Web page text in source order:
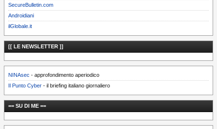
SecureBulletin.com
Androidiani
ilGlobale.it
[[ LE NEWSLETTER ]]
NINAsec - approfondimento aperiodico
Il Punto Cyber - il briefing italiano giornaliero
== SU DI ME ==